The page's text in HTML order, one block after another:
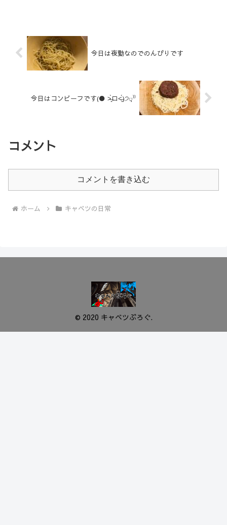
今日は夜勤なのでのんびりです
今日はコンビーフです(● ˃̶͈̀ロ˂̶͈́)੭ꠥ⁾⁾
コメント
コメントを書き込む
ホーム キャベツの日常
© 2020 キャベツぶろぐ.